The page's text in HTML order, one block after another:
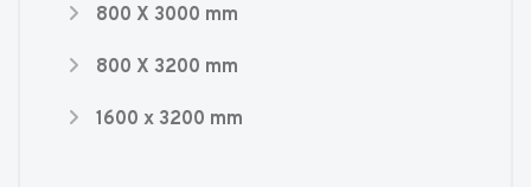
800 X 3000 mm
800 X 3200 mm
1600 x 3200 mm